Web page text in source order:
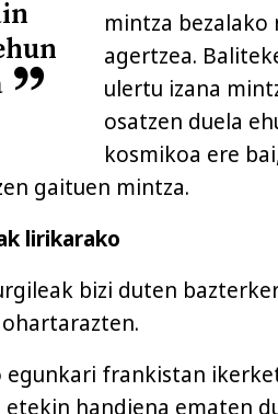
mintza
agertzea.
ulertu izana
osatzen duela
kosmikoa ere
gaituen mintza.
lirikarako
bizi duten
egunkari frankistan
etekin handiena ematen